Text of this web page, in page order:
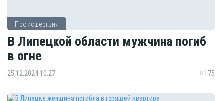
Происшествия
В Липецкой области мужчина погиб
в огне
25.12.2024 10:27 175